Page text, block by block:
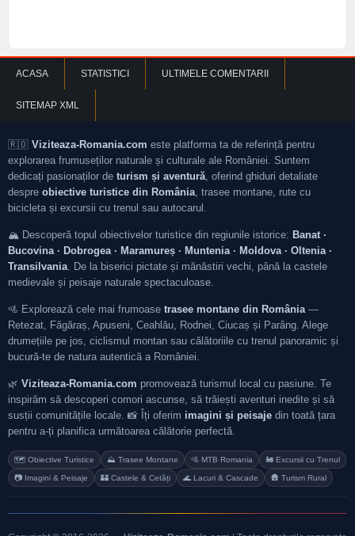
ACASA STATISTICI ULTIMELE COMENTARII
SITEMAP XML
🇷🇴 Viziteaza-Romania.com este platforma ta de referință pentru
explorarea frumuseților naturale și culturale ale României. Suntem
dedicați pasionaților de turism și aventură, oferind ghiduri detaliate
despre obiective turistice din România, trasee montane, rute cu
bicicleta și excursii cu trenul sau autocarul.
🏔️ Descoperă topul obiectivelor turistice din regiunile istorice: Banat ·
Bucovina · Dobrogea · Maramureș · Muntenia · Moldova · Oltenia ·
Transilvania. De la biserici pictate și mănăstiri vechi, până la castele
medievale și peisaje naturale spectaculoase.
🚵 Explorează cele mai frumoase trasee montane din România—
Retezat, Făgăraș, Apuseni, Ceahlău, Rodnei, Ciucaș și Parâng. Alege
drumețiile pe jos, ciclismul montan sau călătoriile cu trenul panoramic și
bucură-te de natura autentică a României.
🌿 Viziteaza-Romania.com promovează turismul local cu pasiune. Te
inspirăm să descoperi comori ascunse, să trăiești aventuri inedite și să
susții comunitățile locale. 📸 Îți oferim imagini și peisaje din toată țara
pentru a-ți planifica următoarea călătorie perfectă.
🗺️ Obiective Turistice ⛰️ Trasee Montane 🚵 MTB Romania 🚂 Excursii cu Trenul
📷 Imagini & Peisaje 🏰 Castele & Cetăți 🌊 Lacuri & Cascade 🛖 Turism Rural